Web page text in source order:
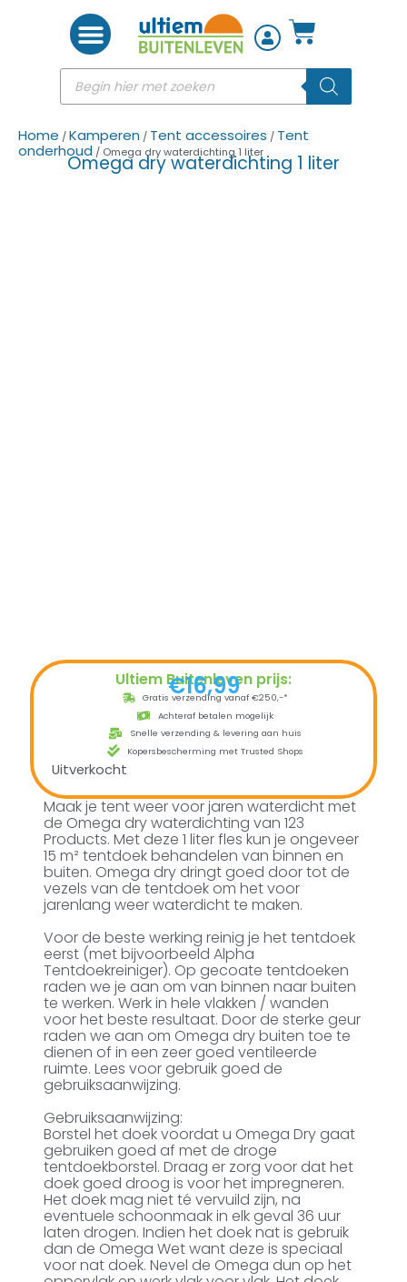
Home /Kamperen / Tent accessoires / Tent
onderhoud / Omega dry waterdichting 1 liter
Omega dry waterdichting 1 liter
Ultiem Buitenleven prijs:
€16,99
Gratis verzending vanaf €250,-*
Achteraf betalen mogelijk
Snelle verzending & levering aan huis
Kopersbescherming met Trusted Shops
Uitverkocht
Maak je tent weer voor jaren waterdicht met
de Omega dry waterdichting van 123
Products. Met deze 1 liter fles kun je ongeveer
15 m² tentdoek behandelen van binnen en
buiten. Omega dry dringt goed door tot de
vezels van de tentdoek om het voor
jarenlang weer waterdicht te maken.
Voor de beste werking reinig je het tentdoek
eerst (met bijvoorbeeld Alpha
Tentdoekreiniger). Op gecoate tentdoeken
raden we je aan om van binnen naar buiten
te werken. Werk in hele vlakken / wanden
voor het beste resultaat. Door de sterke geur
raden we aan om Omega dry buiten toe te
dienen of in een zeer goed ventileerde
ruimte. Lees voor gebruik goed de
gebruiksaanwijzing.
Gebruiksaanwijzing:
Borstel het doek voordat u Omega Dry gaat
gebruiken goed af met de droge
tentdoekborstel. Draag er zorg voor dat het
doek goed droog is voor het impregneren.
Het doek mag niet té vervuild zijn, na
eventuele schoonmaak in elk geval 36 uur
laten drogen. Indien het doek nat is gebruik
dan de Omega Wet want deze is speciaal
voor nat doek. Nevel de Omega dun op het